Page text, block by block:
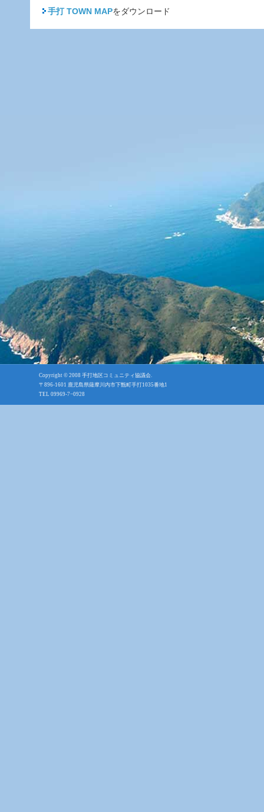
手打 TOWN MAPをダウンロード
Copyright © 2008 手打地区コミュニティ協議会.
〒896-1601 鹿児島県薩摩川内市下甑町手打1035番地1
TEL 09969-7−0928